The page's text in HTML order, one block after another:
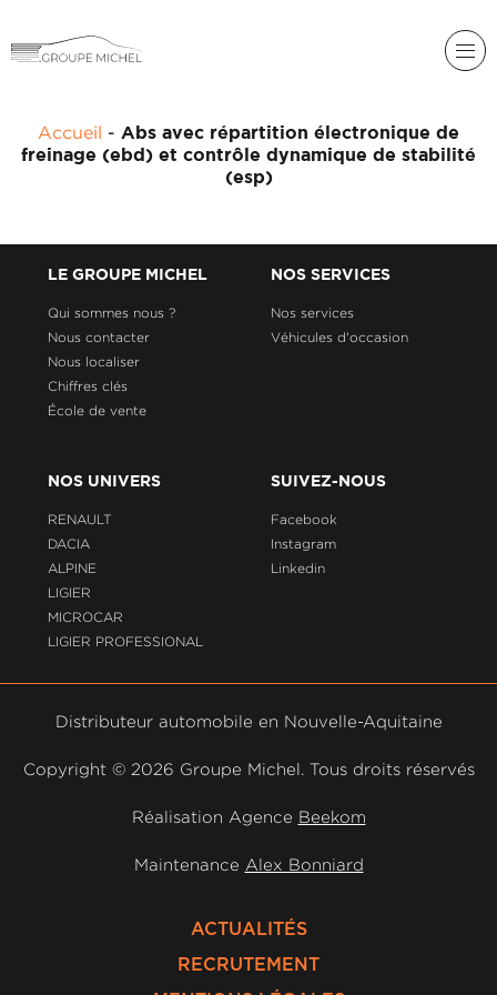
DACIA
MICROCAR
LIGIER
PROFESSIONAL
ACADÉMIE
HISTORIQUE
DU
GROUPE
ACTUALITÉS
Accueil - Abs avec répartition électronique de
freinage (ebd) et contrôle dynamique de stabilité
(esp)
LE GROUPE MICHEL
Qui sommes nous ?
Nous contacter
Nous localiser
Chiffres clés
École de vente
NOS SERVICES
Nos services
Véhicules d'occasion
NOS UNIVERS
RENAULT
DACIA
ALPINE
LIGIER
MICROCAR
LIGIER PROFESSIONAL
SUIVEZ-NOUS
Facebook
Instagram
Linkedin
Distributeur automobile en Nouvelle-Aquitaine
Copyright © 2026 Groupe Michel. Tous droits réservés
Réalisation Agence Beekom
Maintenance Alex Bonniard
ACTUALITÉS
RECRUTEMENT